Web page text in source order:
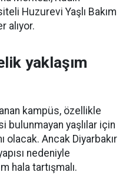
Huzurevi Yaşlı Bakım
alıyor.
yaklaşım
kampüs, özellikle
bulunmayan yaşlılar için
olacak. Ancak Diyarbakır
nedeniyle
hala tartışmalı.